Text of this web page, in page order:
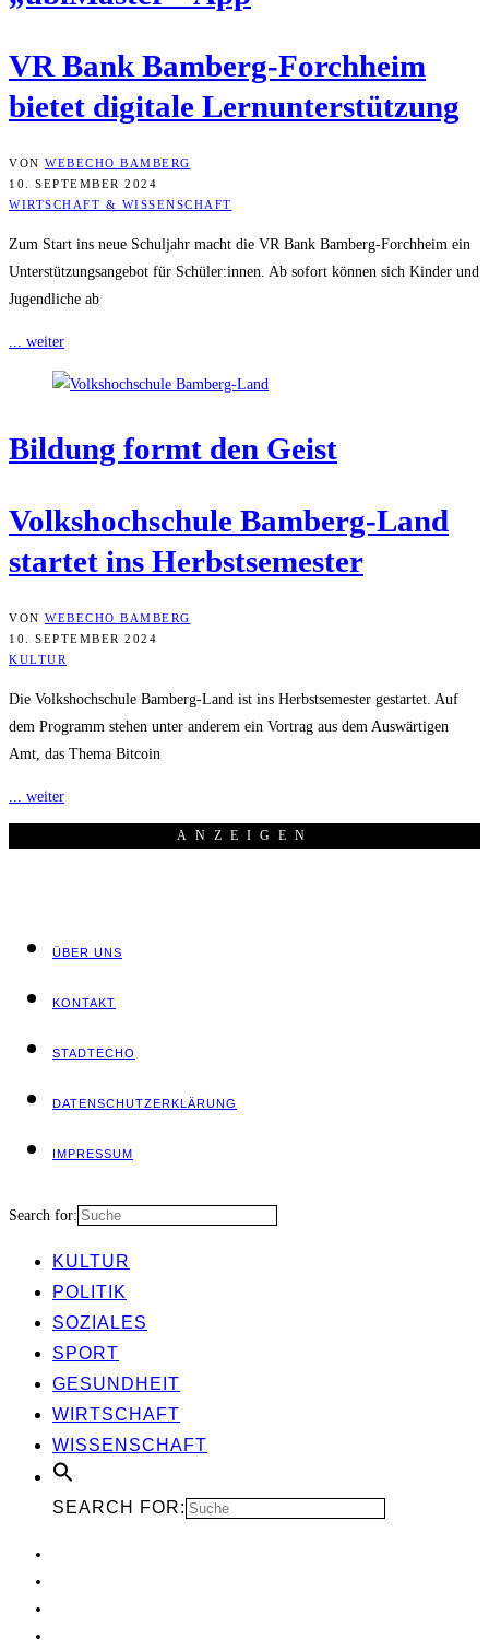
VR Bank Bam­berg-Forch­heim
bie­tet digi­ta­le Lernunterstützung
VON WEBECHO BAMBERG
10. SEPTEMBER 2024
WIRTSCHAFT & WISSENSCHAFT
Zum Start ins neue Schuljahr macht die VR Bank Bamberg-Forchheim ein
Unterstützungsangebot für Schüler:innen. Ab sofort können sich Kinder und
Jugendliche ab
... weiter
Bil­dung formt den Geist
Volks­hoch­schu­le Bam­berg-Land
star­tet ins Herbstsemester
VON WEBECHO BAMBERG
10. SEPTEMBER 2024
KULTUR
Die Volkshochschule Bamberg-Land ist ins Herbstsemester gestartet. Auf
dem Programm stehen unter anderem ein Vortrag aus dem Auswärtigen
Amt, das Thema Bitcoin
... weiter
ANZEI­GEN
ÜBER UNS
KON­TAKT
STADT­ECHO
DATEN­SCHUTZ­ER­KLÄ­RUNG
IMPRES­SUM
Search for:
KUL­TUR
POLI­TIK
SOZIA­LES
SPORT
GESUND­HEIT
WIRT­SCHAFT
WIS­SEN­SCHAFT
SEARCH FOR: